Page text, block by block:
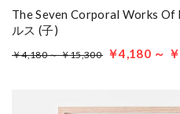
The Seven Corporal Works
ルス (子)
￥4,180 ～ ￥15,300 ￥4,180 ～